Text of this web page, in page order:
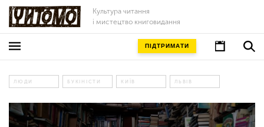
Культура читання
і мистецтво книговидання
ПІДТРИМАТИ
ЛЮДИ БУКІНІСТИ КИЇВ ЛЬВІВ